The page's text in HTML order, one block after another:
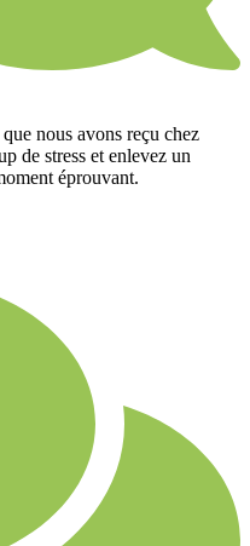
nous avons reçu chez
de stress et enlevez un
éprouvant.